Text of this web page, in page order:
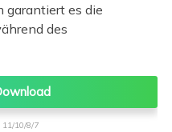
garantiert es die
des
10/8/7